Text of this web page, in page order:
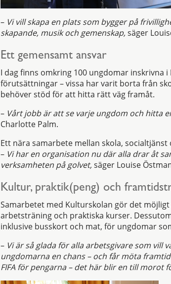
– Vi vill skapa en plats som bygger på
skapande, musik och gemenskap,säger
Ett gemensamt ansvar
I dag finns omkring 100 ungdomar inskrivna
förutsättningar – vissa har varit borta från
behöver stöd för att hitta rätt väg framåt.
– Vårt jobb är att se varje ungdom och hitta
Charlotte Palm.
Ett nära samarbete mellan skola,
– Vi har en organisation nu där alla drar åt
verksamheten på golvet,säger Louise
Kultur, praktik(peng) och
Samarbetet med Kulturskolan gör det
arbetsträning och praktiska kurser.
inklusive busskort och mat, för ungdomar
– Vi är så glada för alla arbetsgivare som vill
ungdomarna en chans – och får möta
FIFA för pengarna – det här blir en till morot